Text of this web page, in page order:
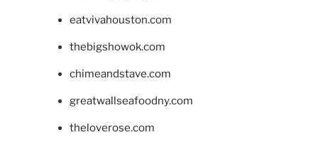
eatvivahouston.com
thebigshowok.com
chimeandstave.com
greatwallseafoodny.com
theloverose.com